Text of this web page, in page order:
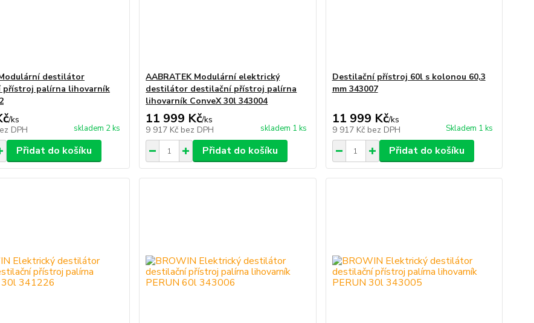
destilátor
přístroj palírna lihovarník
/ks
DPH skladem 2 ks
Přidat do košíku
AABRATEK Modulární elektrický
destilátor destilační přístroj palírna
lihovarník ConveX 30l 343004
11 999 Kč/ks
9 917 Kč bez DPH skladem 1 ks
Přidat do košíku
Destilační přístroj 60l s kolonou 60,3
mm 343007
11 999 Kč/ks
9 917 Kč bez DPH Skladem 1 ks
Přidat do košíku